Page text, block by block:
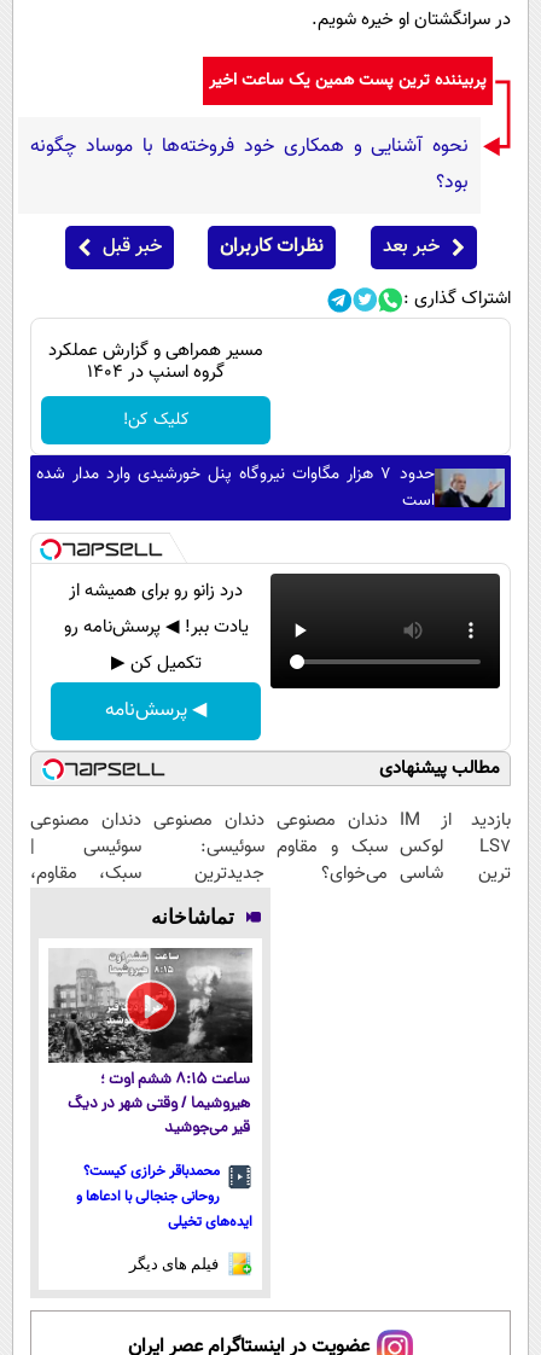
در سر‌انگشتان او خیره شویم.
پربیننده ترین پست همین یک ساعت اخیر
نحوه آشنایی و همکاری خود فروخته‌ها با موساد چگونه
بود؟
خبر بعد نظرات کاربران خبر قبل
اشتراک گذاری :
مسیر همراهی و گزارش عملکرد
گروه اسنپ در ۱۴۰۴
کلیک کن!
حدود ۷ هزار مگاوات نیروگاه پنل خورشیدی وارد مدار شده
است
درد زانو رو برای همیشه از
یادت ببر! ◀ پرسش‌نامه رو
تکمیل کن ▶
◀ پرسش‌نامه
مطالب پیشنهادی
بازدید از IM
LS7 لوکس
ترین شاسی
دندان مصنوعی
سبک و مقاوم
می‌خوای؟
دندان مصنوعی
سوئیسی:
جدیدترین
فناوری اروپا،
سبک و مقاوم |
پرداخت قسطی
دندان مصنوعی
سوئیسی |
سبک، مقاوم،
اقساطی😍
تماشاخانه
ساعت ۸:۱۵ ششم اوت ؛
هیروشیما / وقتی شهر در دیگ
قیر می‌جوشید
محمدباقر خرازی کیست؟
روحانی جنجالی با ادعاها و
ایده‌های تخیلی
فیلم های دیگر
عضویت در اینستاگرام عصر ایران